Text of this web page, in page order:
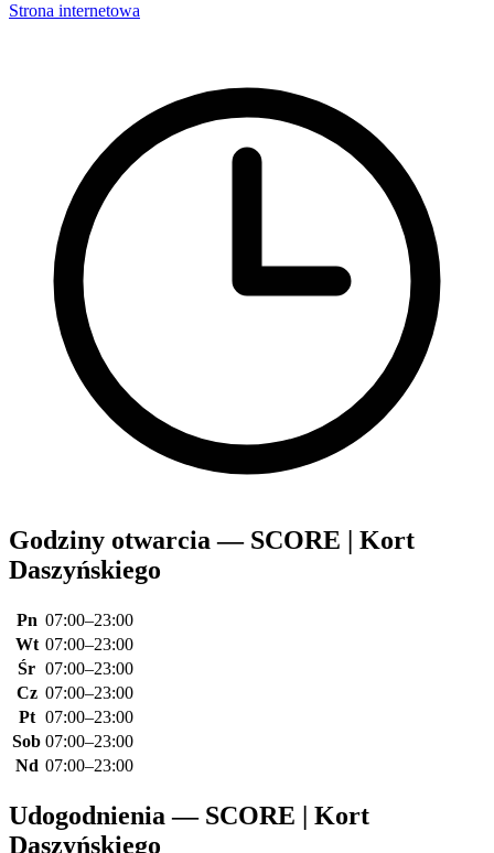
Strona internetowa
Godziny otwarcia — SCORE | Kort
Daszyńskiego
Pn 07:00–23:00
Wt 07:00–23:00
Śr 07:00–23:00
Cz 07:00–23:00
Pt 07:00–23:00
Sob 07:00–23:00
Nd 07:00–23:00
Udogodnienia — SCORE | Kort
Daszyńskiego